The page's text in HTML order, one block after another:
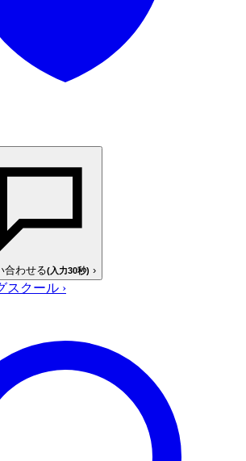
合わせる(入力30秒) ›
スクール ›